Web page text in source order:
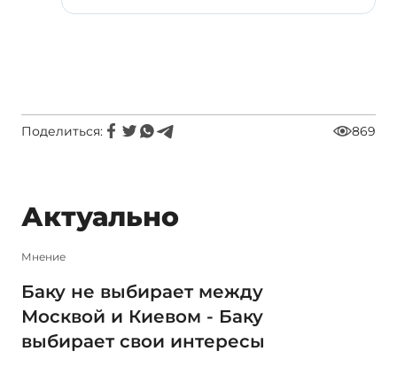
Поделиться: 869
Актуально
Мнение
Баку не выбирает между
Москвой и Киевом - Баку
выбирает свои интересы